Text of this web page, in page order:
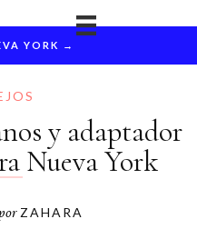
YORK →
y adaptador
Nueva York
ZAHARA